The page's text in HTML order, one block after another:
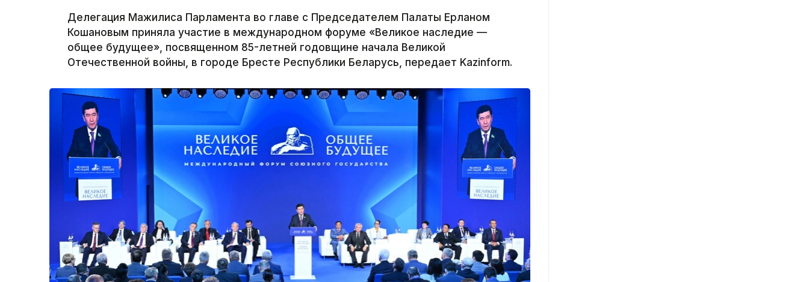
Делегация Мажилиса Парламента во главе с Председателем Палаты Ерланом
Кошановым приняла участие в международном форуме «Великое наследие —
общее будущее», посвященном 85-летней годовщине начала Великой
Отечественной войны, в городе Бресте Республики Беларусь, передает Kazinform.